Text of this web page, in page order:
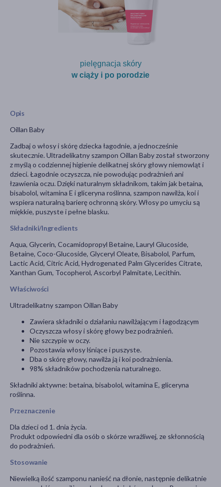
pielęgnacja skóry
w ciąży i po porodzie
Opis
Oillan Baby
Zadbaj o włosy i skórę dziecka łagodnie, a jednocześnie
skutecznie. Ultradelikatny szampon Oillan Baby został stworzony
z myślą o codziennej higienie delikatnej skóry głowy niemowląt i
dzieci. Łagodnie oczyszcza, nie powodując podrażnień ani
łzawienia oczu. Dzięki naturalnym składnikom, takim jak betaina,
bisabolol, witamina E i gliceryna roślinna, szampon nawilża, koi i
wspiera naturalną barierę ochronną skóry. Włosy po umyciu są
miękkie, puszyste i pełne blasku.
Składniki/Ingredients
Aqua, Glycerin, Cocamidopropyl Betaine, Lauryl Glucoside,
Betaine, Coco-Glucoside, Glyceryl Oleate, Bisabolol, Parfum,
Lactic Acid, Citric Acid, Hydrogenated Palm Glycerides Citrate,
Xanthan Gum, Tocopherol, Ascorbyl Palmitate, Lecithin.
Właściwości
Ultradelikatny szampon Oillan Baby
Zawiera składniki o działaniu nawilżającym i łagodzącym
Oczyszcza włosy i skórę głowy bez podrażnień.
Nie szczypie w oczy.
Pozostawia włosy lśniące i puszyste.
Dba o skórę głowy, nawilża ją i koi podrażnienia.
98% składników pochodzenia naturalnego.
Składniki aktywne: betaina, bisabolol, witamina E, gliceryna
roślinna.
Przeznaczenie
Dla dzieci od 1. dnia życia.
Produkt odpowiedni dla osób o skórze wrażliwej, ze skłonnością
do podrażnień.
Stosowanie
Niewielką ilość szamponu nanieść na dłonie, następnie delikatnie